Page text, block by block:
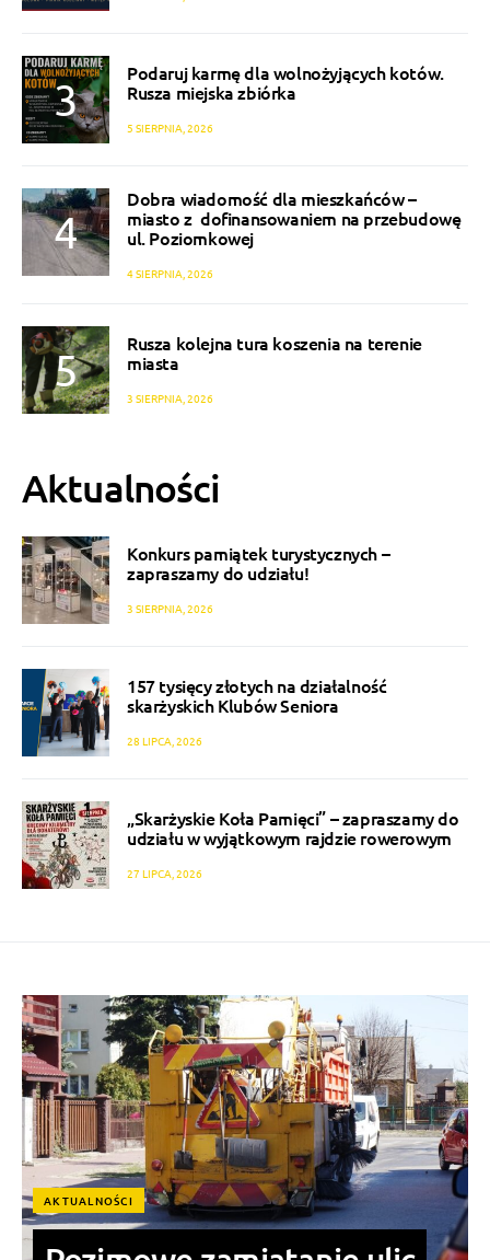
Podaruj karmę dla wolnożyjących kotów.
Rusza miejska zbiórka
5 SIERPNIA, 2026
Dobra wiadomość dla mieszkańców –
miasto z dofinansowaniem na przebudowę
ul. Poziomkowej
4 SIERPNIA, 2026
Rusza kolejna tura koszenia na terenie
miasta
3 SIERPNIA, 2026
Aktualności
Konkurs pamiątek turystycznych –
zapraszamy do udziału!
3 SIERPNIA, 2026
157 tysięcy złotych na działalność
skarżyskich Klubów Seniora
28 LIPCA, 2026
„Skarżyskie Koła Pamięci” – zapraszamy do
udziału w wyjątkowym rajdzie rowerowym
27 LIPCA, 2026
AKTUALNOŚCI